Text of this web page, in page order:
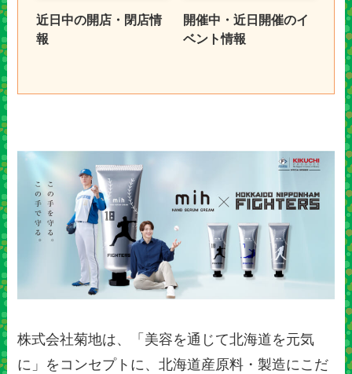
近日中の開店・閉店情
報
開催中・近日開催のイ
ベント情報
株式会社菊地は、「美容を通じて北海道を元気
に」をコンセプトに、北海道産原料・製造にこだ